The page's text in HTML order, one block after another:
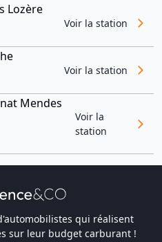
Lozère
Voir la station
Voir la station
Mendes
Voir la
station
qui réalisent
sur leur budget carburant !